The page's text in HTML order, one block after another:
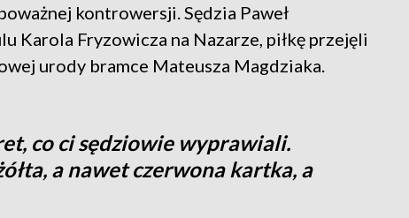
kontrowersji. Sędzia Paweł
Karola Fryzowicza na Nazarze, piłkę przejęli
urody bramce Mateusza Magdziaka.
co ci sędziowie wyprawiali.
a nawet czerwona kartka, a